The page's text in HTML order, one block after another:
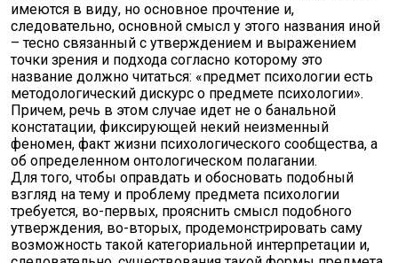
имеются в виду, но основное прочтение и,
следовательно, основной смысл у этого названия иной
– тесно связанный с утверждением и выражением
точки зрения и подхода согласно которому это
название должно читаться: «предмет психологии есть
методологический дискурс о предмете психологии».
Причем, речь в этом случае идет не о банальной
констатации, фиксирующей некий неизменный
феномен, факт жизни психологического сообщества, а
об определенном онтологическом полагании.
Для того, чтобы оправдать и обосновать подобный
взгляд на тему и проблему предмета психологии
требуется, во-первых, прояснить смысл подобного
утверждения, во-вторых, продемонстрировать саму
возможность такой категориальной интерпретации и,